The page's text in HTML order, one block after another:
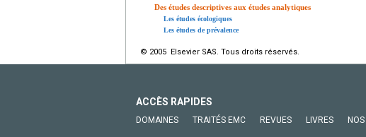
Des études descriptives aux études analytiques
Les études écologiques
Les études de prévalence
© 2005 Elsevier SAS. Tous droits réservés.
ACCÈS RAPIDES
DOMAINES TRAITÉS EMC REVUES LIVRES